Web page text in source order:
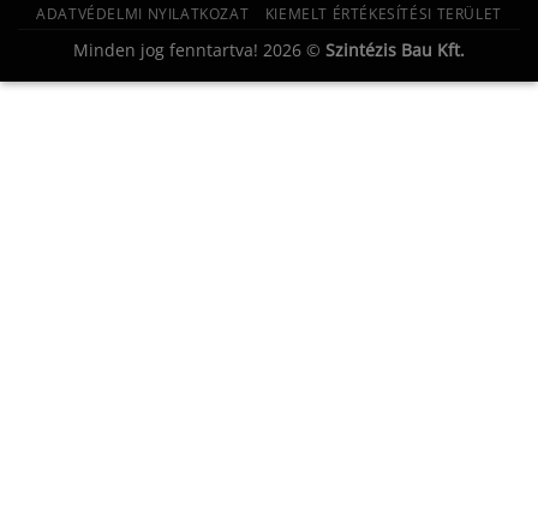
ADATVÉDELMI NYILATKOZAT KIEMELT ÉRTÉKESÍTÉSI TERÜLET
Minden jog fenntartva! 2026 © Szintézis Bau Kft.